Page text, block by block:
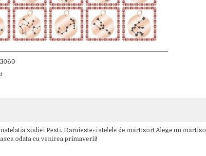
zodiei Pesti. Daruieste-i stelele de martisor! Alege un
odata cu venirea primaverii!